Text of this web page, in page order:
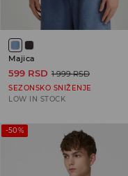
Majica
599 RSD 1 999 RSD
SEZONSKO SNIŽENJE
LOW IN STOCK
-50%